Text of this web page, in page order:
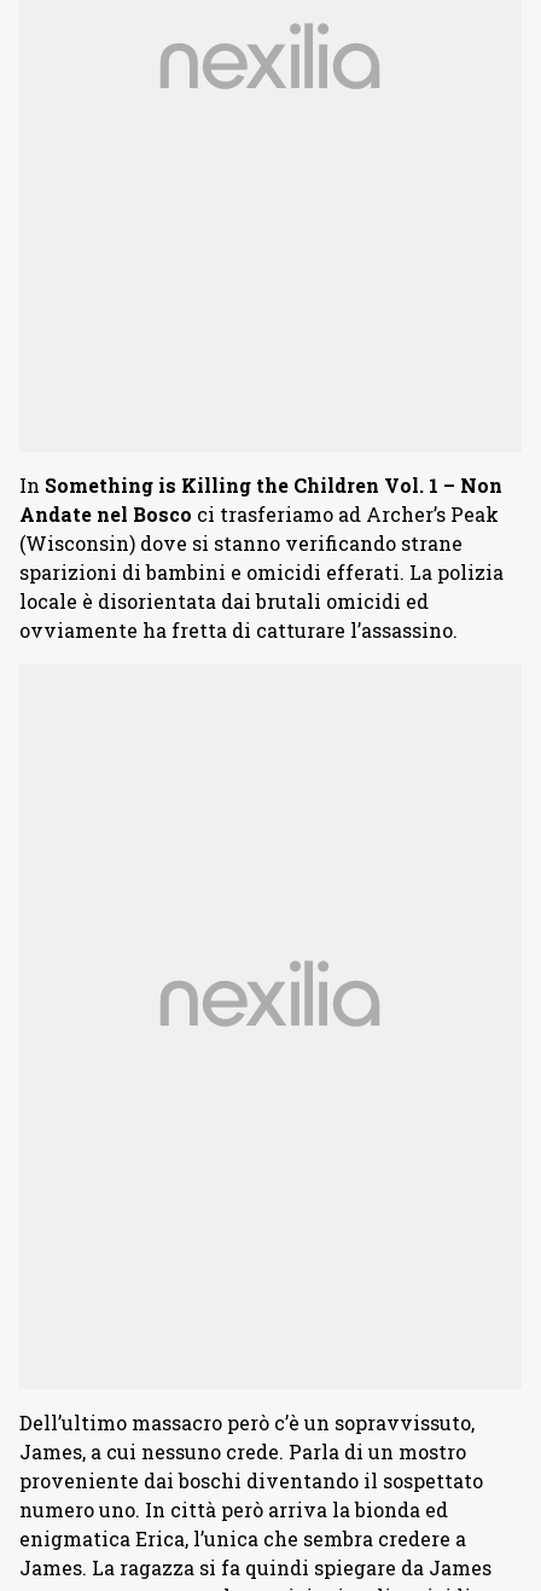
In Something is Killing the Children Vol. 1 – Non
Andate nel Bosco ci trasferiamo ad Archer’s Peak
(Wisconsin) dove si stanno verificando strane
sparizioni di bambini e omicidi efferati. La polizia
locale è disorientata dai brutali omicidi ed
ovviamente ha fretta di catturare l’assassino.
Dell’ultimo massacro però c’è un sopravvissuto,
James, a cui nessuno crede. Parla di un mostro
proveniente dai boschi diventando il sospettato
numero uno. In città però arriva la bionda ed
enigmatica Erica, l’unica che sembra credere a
James. La ragazza si fa quindi spiegare da James